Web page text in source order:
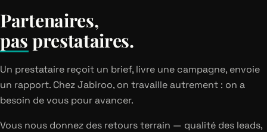
Partenaires,
pas prestataires.
Un prestataire reçoit un brief, livre une campagne, envoie
un rapport. Chez Jabiroo, on travaille autrement : on a
besoin de vous pour avancer.
Vous nous donnez des retours terrain — qualité des leads,